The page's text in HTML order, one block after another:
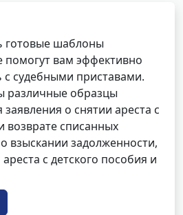
готовые шаблоны
помогут вам эффективно
с судебными приставами.
различные образцы
о снятии ареста с
возврате списанных
взыскании задолженности,
с детского пособия и